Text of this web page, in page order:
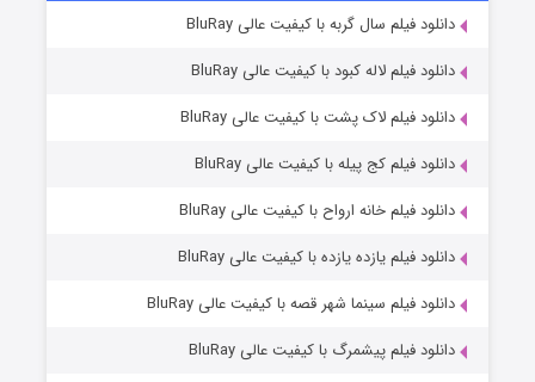
قسمت۶ (زیرنویس) منتشر شد دانلود فیلم سال گربه با کیفیت عالی BluRay
دانلود فیلم لاله کبود با کیفیت عالی BluRay
دانلود فیلم لاک پشت با کیفیت عالی BluRay
دانلود فیلم کج‌ پیله با کیفیت عالی BluRay
دانلود فیلم خانه ارواح با کیفیت عالی BluRay
دانلود فیلم یازده یازده با کیفیت عالی BluRay
دانلود فیلم سینما شهر قصه با کیفیت عالی BluRay
دانلود فیلم پیشمرگ با کیفیت عالی BluRay